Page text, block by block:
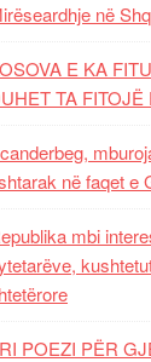
në
E KA
TA
në faqet e
mbi
POEZI PËR